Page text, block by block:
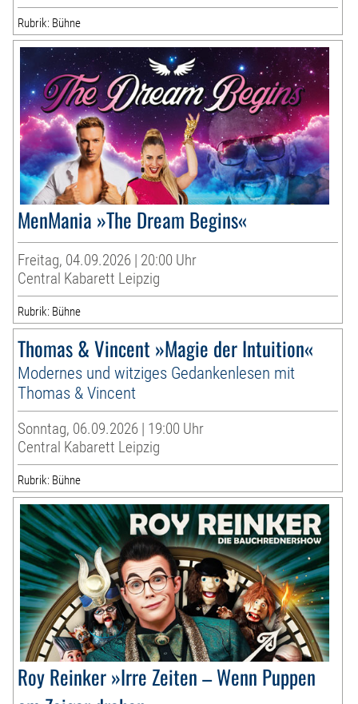
Rubrik: Bühne
MenMania »The Dream Begins«
Freitag, 04.09.2026 | 20:00 Uhr
Central Kabarett Leipzig
Rubrik: Bühne
Thomas & Vincent »Magie der Intuition«
Modernes und witziges Gedankenlesen mit
Thomas & Vincent
Sonntag, 06.09.2026 | 19:00 Uhr
Central Kabarett Leipzig
Rubrik: Bühne
Roy Reinker »Irre Zeiten – Wenn Puppen